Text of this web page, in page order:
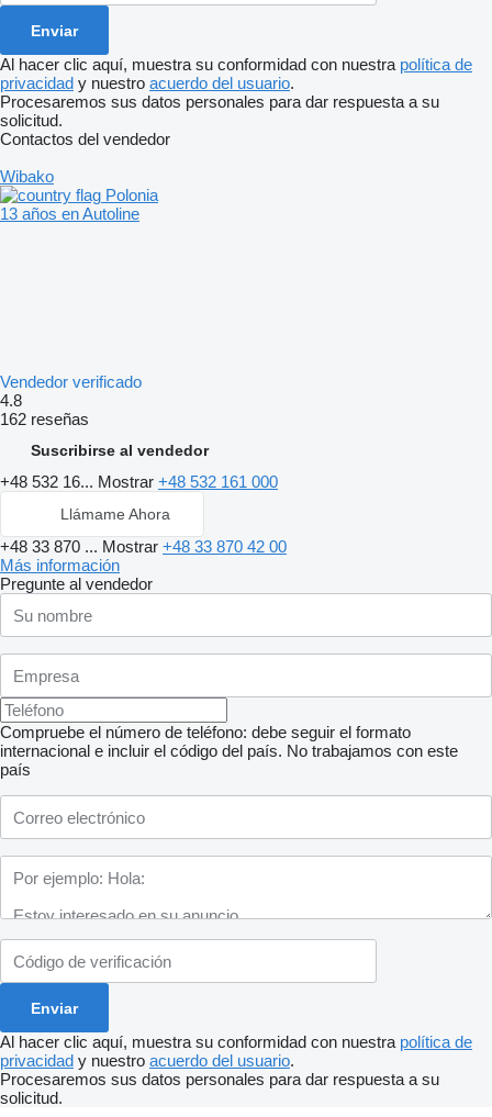
Al hacer clic aquí, muestra su conformidad con nuestra política de
privacidad y nuestro acuerdo del usuario.
Procesaremos sus datos personales para dar respuesta a su
solicitud.
Contactos del vendedor
Wibako
Polonia
13 años en Autoline
Vendedor verificado
4.8
162 reseñas
Suscribirse al vendedor
+48 532 16... Mostrar +48 532 161 000
Llámame Ahora
+48 33 870 ... Mostrar +48 33 870 42 00
Más información
Pregunte al vendedor
Compruebe el número de teléfono: debe seguir el formato
internacional e incluir el código del país. No trabajamos con este
país
Al hacer clic aquí, muestra su conformidad con nuestra política de
privacidad y nuestro acuerdo del usuario.
Procesaremos sus datos personales para dar respuesta a su
solicitud.